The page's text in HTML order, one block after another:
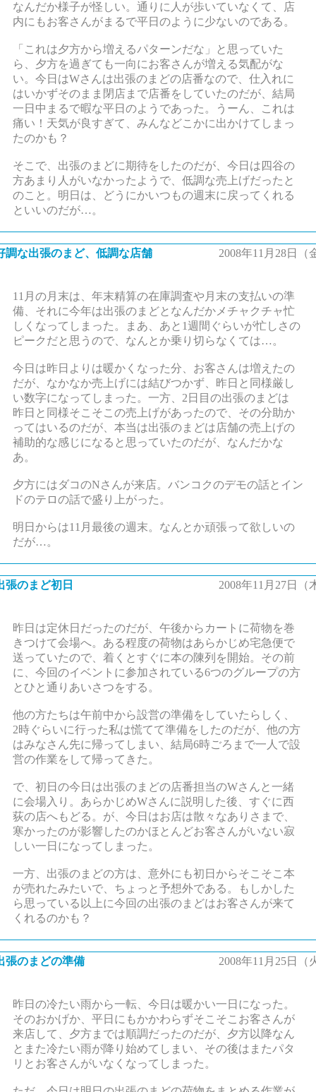
なんだか様子が怪しい。通りに人が歩いていなくて、店
内にもお客さんがまるで平日のように少ないのである。
「これは夕方から増えるパターンだな」と思っていた
ら、夕方を過ぎても一向にお客さんが増える気配がな
い。今日はWさんは出張のまどの店番なので、仕入れに
はいかずそのまま閉店まで店番をしていたのだが、結局
一日中まるで暇な平日のようであった。うーん、これは
痛い！天気が良すぎて、みんなどこかに出かけてしまっ
たのかも？
そこで、出張のまどに期待をしたのだが、今日は四谷の
方あまり人がいなかったようで、低調な売上げだったと
のこと。明日は、どうにかいつもの週末に戻ってくれる
といいのだが…。
調な出張のまど、低調な店舗 2008年11月28日（
11月の月末は、年末精算の在庫調査や月末の支払いの準
備、それに今年は出張のまどとなんだかメチャクチャ忙
しくなってしまった。まあ、あと1週間ぐらいが忙しさの
ピークだと思うので、なんとか乗り切らなくては…。
今日は昨日よりは暖かくなった分、お客さんは増えたの
だが、なかなか売上げには結びつかず、昨日と同様厳し
い数字になってしまった。一方、2日目の出張のまどは
昨日と同様そこそこの売上げがあったので、その分助か
ってはいるのだが、本当は出張のまどは店舗の売上げの
補助的な感じになると思っていたのだが、なんだかな
あ。
夕方にはダコのNさんが来店。バンコクのデモの話とイン
ドのテロの話で盛り上がった。
明日からは11月最後の週末。なんとか頑張って欲しいの
だが…。
張のまど初日 2008年11月27日（
昨日は定休日だったのだが、午後からカートに荷物を巻
きつけて会場へ。ある程度の荷物はあらかじめ宅急便で
送っていたので、着くとすぐに本の陳列を開始。その前
に、今回のイベントに参加されている6つのグループの方
とひと通りあいさつをする。
他の方たちは午前中から設営の準備をしていたらしく、
2時ぐらいに行った私は慌てて準備をしたのだが、他の方
はみなさん先に帰ってしまい、結局6時ごろまで一人で設
営の作業をして帰ってきた。
で、初日の今日は出張のまどの店番担当のWさんと一緒
に会場入り。あらかじめWさんに説明した後、すぐに西
荻の店へもどる。が、今日はお店は散々なありさまで、
寒かったのが影響したのかほとんどお客さんがいない寂
しい一日になってしまった。
一方、出張のまどの方は、意外にも初日からそこそこ本
が売れたみたいで、ちょっと予想外である。もしかした
ら思っている以上に今回の出張のまどはお客さんが来て
くれるのかも？
張のまどの準備 2008年11月25日（
昨日の冷たい雨から一転、今日は暖かい一日になった。
そのおかげか、平日にもかかわらずそこそこお客さんが
来店して、夕方までは順調だったのだが、夕方以降なん
とまた冷たい雨が降り始めてしまい、その後はまたパタ
リとお客さんがいなくなってしまった。